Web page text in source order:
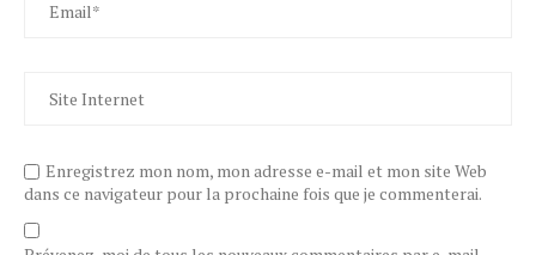
Enregistrez mon nom, mon adresse e-mail et mon site Web
dans ce navigateur pour la prochaine fois que je commenterai.